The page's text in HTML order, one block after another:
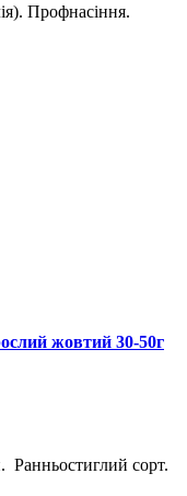
Профнасіння.
жовтий 30-50г
Ранньостиглий сорт.